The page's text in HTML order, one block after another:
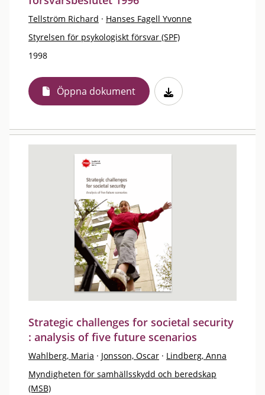
Tellström Richard · Hanses Fagell Yvonne
Styrelsen för psykologiskt försvar (SPF)
1998
Öppna dokument
Strategic challenges for societal security
: analysis of five future scenarios
Wahlberg, Maria · Jonsson, Oscar · Lindberg, Anna
Myndigheten för samhällsskydd och beredskap
(MSB)